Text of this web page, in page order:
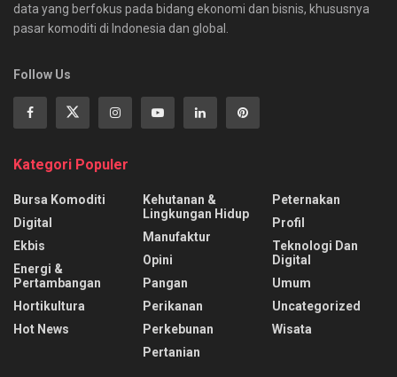
data yang berfokus pada bidang ekonomi dan bisnis, khususnya
pasar komoditi di Indonesia dan global.
Follow Us
Kategori Populer
Bursa Komoditi
Digital
Ekbis
Energi &
Pertambangan
Hortikultura
Hot News
Kehutanan &
Lingkungan Hidup
Manufaktur
Opini
Pangan
Perikanan
Perkebunan
Pertanian
Peternakan
Profil
Teknologi Dan
Digital
Umum
Uncategorized
Wisata